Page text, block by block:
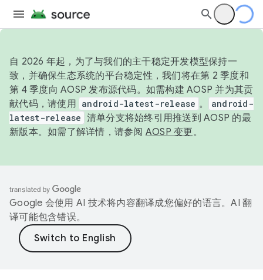
自 2026 年起，为了与我们的主干稳定开发模型保持一
致，并确保生态系统的平台稳定性，我们将在第 2 季度和
第 4 季度向 AOSP 发布源代码。如需构建 AOSP 并为其贡
献代码，请使用 android-latest-release 。
android-
latest-release 清单分支将始终引用推送到 AOSP 的最
新版本。如需了解详情，请参阅 AOSP 变更。
Google 会使用 AI 技术将内容翻译成您偏好的语言。AI 翻
译可能包含错误。